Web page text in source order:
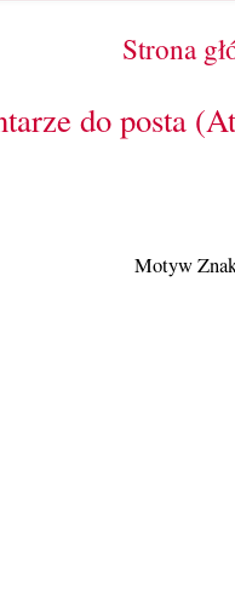
Strona
do posta
Motyw